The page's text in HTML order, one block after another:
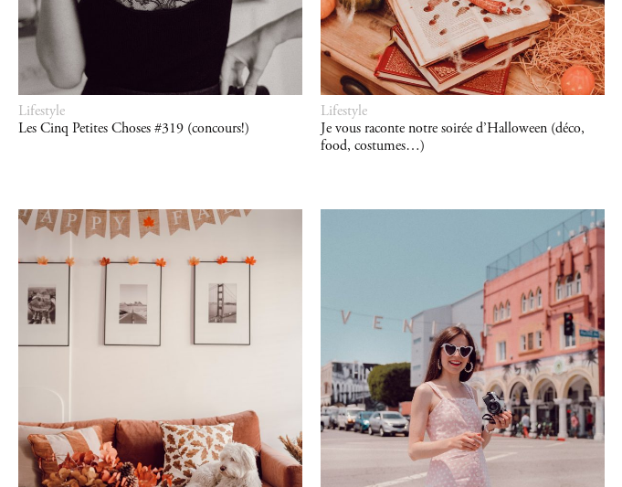
Lifestyle
Les Cinq Petites Choses #319 (concours!)
Lifestyle
Je vous raconte notre soirée d’Halloween (déco,
food, costumes…)